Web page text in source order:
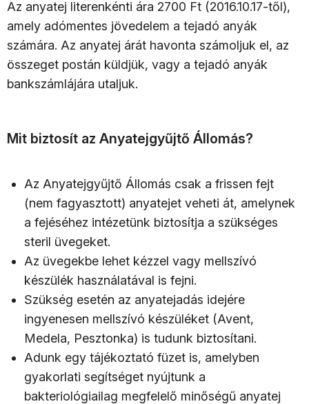
Az anyatej literenkénti ára 2700 Ft (2016.10.17-től),
amely adómentes jövedelem a tejadó anyák
számára. Az anyatej árát havonta számoljuk el, az
összeget postán küldjük, vagy a tejadó anyák
bankszámlájára utaljuk.
Mit biztosít az Anyatejgyűjtő Állomás?
Az Anyatejgyűjtő Állomás csak a frissen fejt
(nem fagyasztott) anyatejet veheti át, amelynek
a fejéséhez intézetünk biztosítja a szükséges
steril üvegeket.
Az üvegekbe lehet kézzel vagy mellszívó
készülék használatával is fejni.
Szükség esetén az anyatejadás idejére
ingyenesen mellszívó készüléket (Avent,
Medela, Pesztonka) is tudunk biztosítani.
Adunk egy tájékoztató füzet is, amelyben
gyakorlati segítséget nyújtunk a
bakteriológiailag megfelelő minőségű anyatej